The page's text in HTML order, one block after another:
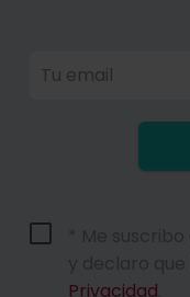
Tu email
Privacidad